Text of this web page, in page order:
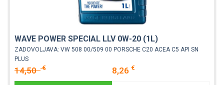
WAVE POWER SPECIAL LLV 0W-20 (1L)
ZADOVOLJAVA: VW 508 00/509 00 PORSCHE C20 ACEA C5 API SN
PLUS
14,50€ 8,26 €